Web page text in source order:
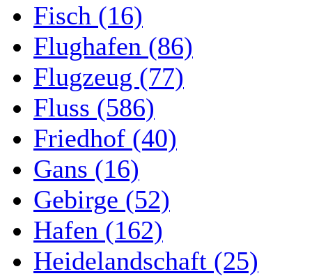
Fisch (16)
Flughafen (86)
Flugzeug (77)
Fluss (586)
Friedhof (40)
Gans (16)
Gebirge (52)
Hafen (162)
Heidelandschaft (25)